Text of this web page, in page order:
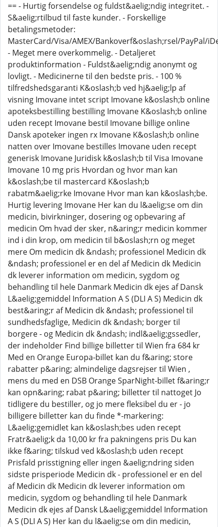
== - Hurtig forsendelse og fuldst&aelig;ndig integritet. -
S&aelig;rtilbud til faste kunder. - Forskellige
betalingsmetoder:
MasterCard/Visa/AMEX/Bankoverf&oslash;rsel/PayPal/
- Meget mere overkommelig. - Detaljeret
produktinformation - Fuldst&aelig;ndig anonymt og
lovligt. - Medicinerne til den bedste pris. - 100 %
tilfredshedsgaranti K&oslash;b ved hj&aelig;lp af
visning Imovane intet script Imovane k&oslash;b online
apoteksbestilling bestilling Imovane K&oslash;b online
uden recept Imovane bestil Imovane billige online
Dansk apoteker ingen rx Imovane K&oslash;b online
natten over Imovane bestilles Imovane uden recept
generisk Imovane Juridisk k&oslash;b til Visa Imovane
Imovane 10 mg pris Hvordan og hvor man kan
k&oslash;be til mastercard K&oslash;b
rabatm&aelig;rke Imovane Hvor man kan k&oslash;be.
Hurtig levering Imovane Her kan du l&aelig;se om din
medicin, bivirkninger, dosering og opbevaring af
medicin Om hvad der sker, n&aring;r medicin kommer
ind i din krop, om medicin til b&oslash;rn og meget
mere Om medicin dk &ndash; professionel Medicin dk
&ndash; professionel er en del af Medicin dk Medicin
dk leverer information om medicin, sygdom og
behandling til hele Danmark Medicin dk ejes af Dansk
L&aelig;gemiddel Information A S (DLI A S) Medicin dk
best&aring;r af Medicin dk &ndash; professionel til
sundhedsfaglige, Medicin dk &ndash; borger til
borgere - og Medicin dk &ndash; indl&aelig;gssedler,
der indeholder Find billige billetter til Wien fra 684 kr
Med en Orange Europa-billet kan du f&aring; store
rabatter p&aring; almindelige dagsrejser til Wien ,
mens du med en DSB Orange SparNight-billet f&aring;r
kan opn&aring; rabat p&aring; billetter til nattoget Jo
tidligere du bestiller, og jo mere fleksibel du er - jo
billigere billetter kan du finde *-markering:
L&aelig;gemidlet kan k&oslash;bes uden recept
Fratr&aelig;k da 10,00 kr fra pakningens pris Du kan
ikke f&aring; tilskud ved k&oslash;b uden recept
Prisfald prisstigning eller ingen &aelig;ndring siden
sidste prisperiode Medicin dk - professionel er en del
af Medicin dk Medicin dk leverer information om
medicin, sygdom og behandling til hele Danmark
Medicin dk ejes af Dansk L&aelig;gemiddel Information
A S (DLI A S) Her kan du l&aelig;se om din medicin,